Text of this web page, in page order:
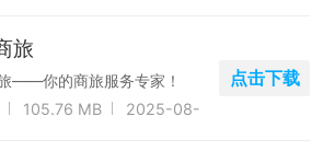
旅
——你的商旅服务专家！
105.76 MB
2025-08-
点击下载